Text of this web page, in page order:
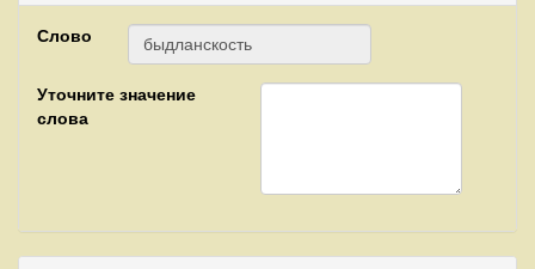
Слово
Уточните значение
слова